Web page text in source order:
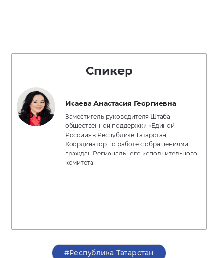
Спикер
Исаева Анастасия Георгиевна
Заместитель руководителя Штаба
общественной поддержки «Единой
России» в Республике Татарстан,
Координатор по работе с обращениями
граждан Регионального исполнительного
комитета
#Республика Татарстан